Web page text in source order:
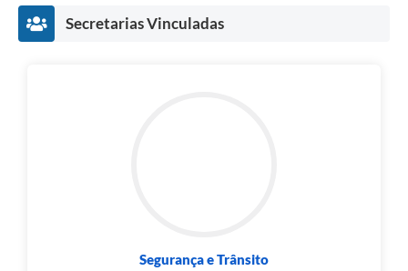
Secretarias Vinculadas
Segurança e Trânsito